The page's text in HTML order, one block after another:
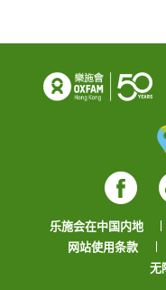
乐施会在中国内地
网站使用条款
无